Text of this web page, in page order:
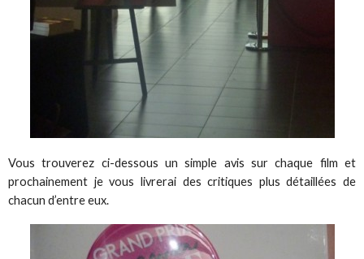
Vous trouverez ci-dessous un simple avis sur chaque film et
prochainement je vous livrerai des critiques plus détaillées de
chacun d’entre eux.